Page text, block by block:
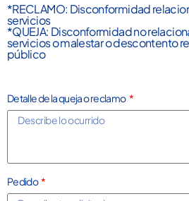
*RECLAMO: Disconformidad
servicios
*QUEJA: Disconformidad no
servicios o malestar o descontento
público
Detalle de la queja o reclamo
Pedido